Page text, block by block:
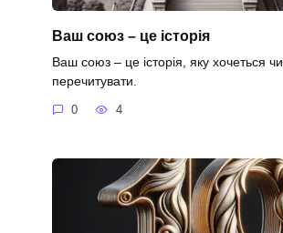
Ваш союз – це історія
Ваш союз – це історія, яку хочеться
перечитувати.
0 4